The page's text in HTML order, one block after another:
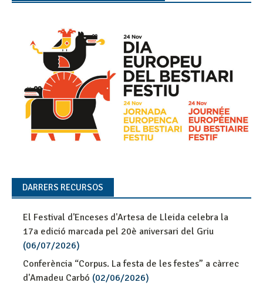
DARRERS RECURSOS
El Festival d'Enceses d'Artesa de Lleida celebra la
17a edició marcada pel 20è aniversari del Griu
(06/07/2026)
Conferència “Corpus. La festa de les festes” a càrrec
d'Amadeu Carbó (02/06/2026)